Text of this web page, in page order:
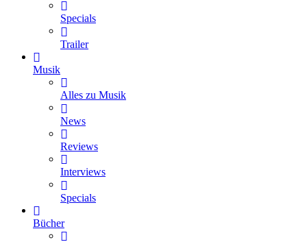
Specials
Trailer
Musik
Alles zu Musik
News
Reviews
Interviews
Specials
Bücher